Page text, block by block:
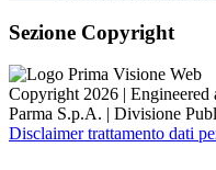
Sezione Copyright
Copyright 2026 |
Parma S.p.A. | Divisione
Disclaimer trattamento dati